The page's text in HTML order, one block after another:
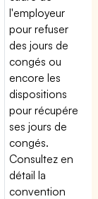
l'employeur
pour refuser
des jours de
congés ou
encore les
dispositions
pour récupérer
ses jours de
congés.
Consultez en
détail la
convention